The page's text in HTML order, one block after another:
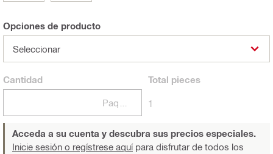
Opciones de producto
Seleccionar
Cantidad Total pieces
1
Acceda a su cuenta y descubra sus precios especiales.
Inicie sesión o regístrese aquípara disfrutar de todos los